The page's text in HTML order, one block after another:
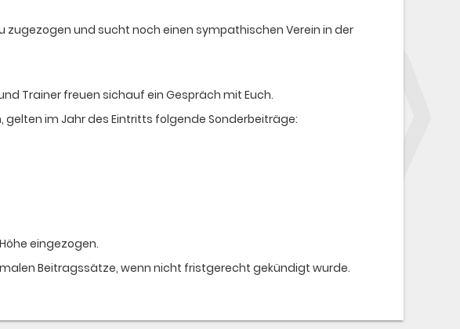
zugezogen und sucht noch einen sympathischen Verein in der
Trainer freuen sichauf ein Gespräch mit Euch.
im Jahr des Eintritts folgende Sonderbeiträge:
eingezogen.
Beitragssätze, wenn nicht fristgerecht gekündigt wurde.